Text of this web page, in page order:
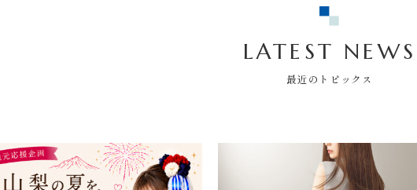
LATEST NEWS
最近のトピックス